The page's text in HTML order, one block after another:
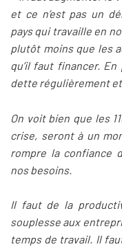
et ce n’est pas un
pays qui travaille en
plutôt moins que les
qu’il faut financer.
dette régulièrement
On voit bien que les
crise, seront à un
rompre la confiance
nos besoins.
Il faut de la
souplesse aux
temps de travail. Il